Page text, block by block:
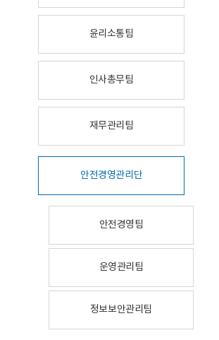
윤리소통팀
인사총무팀
재무관리팀
안전경영관리단
안전경영팀
운영관리팀
정보보안관리팀